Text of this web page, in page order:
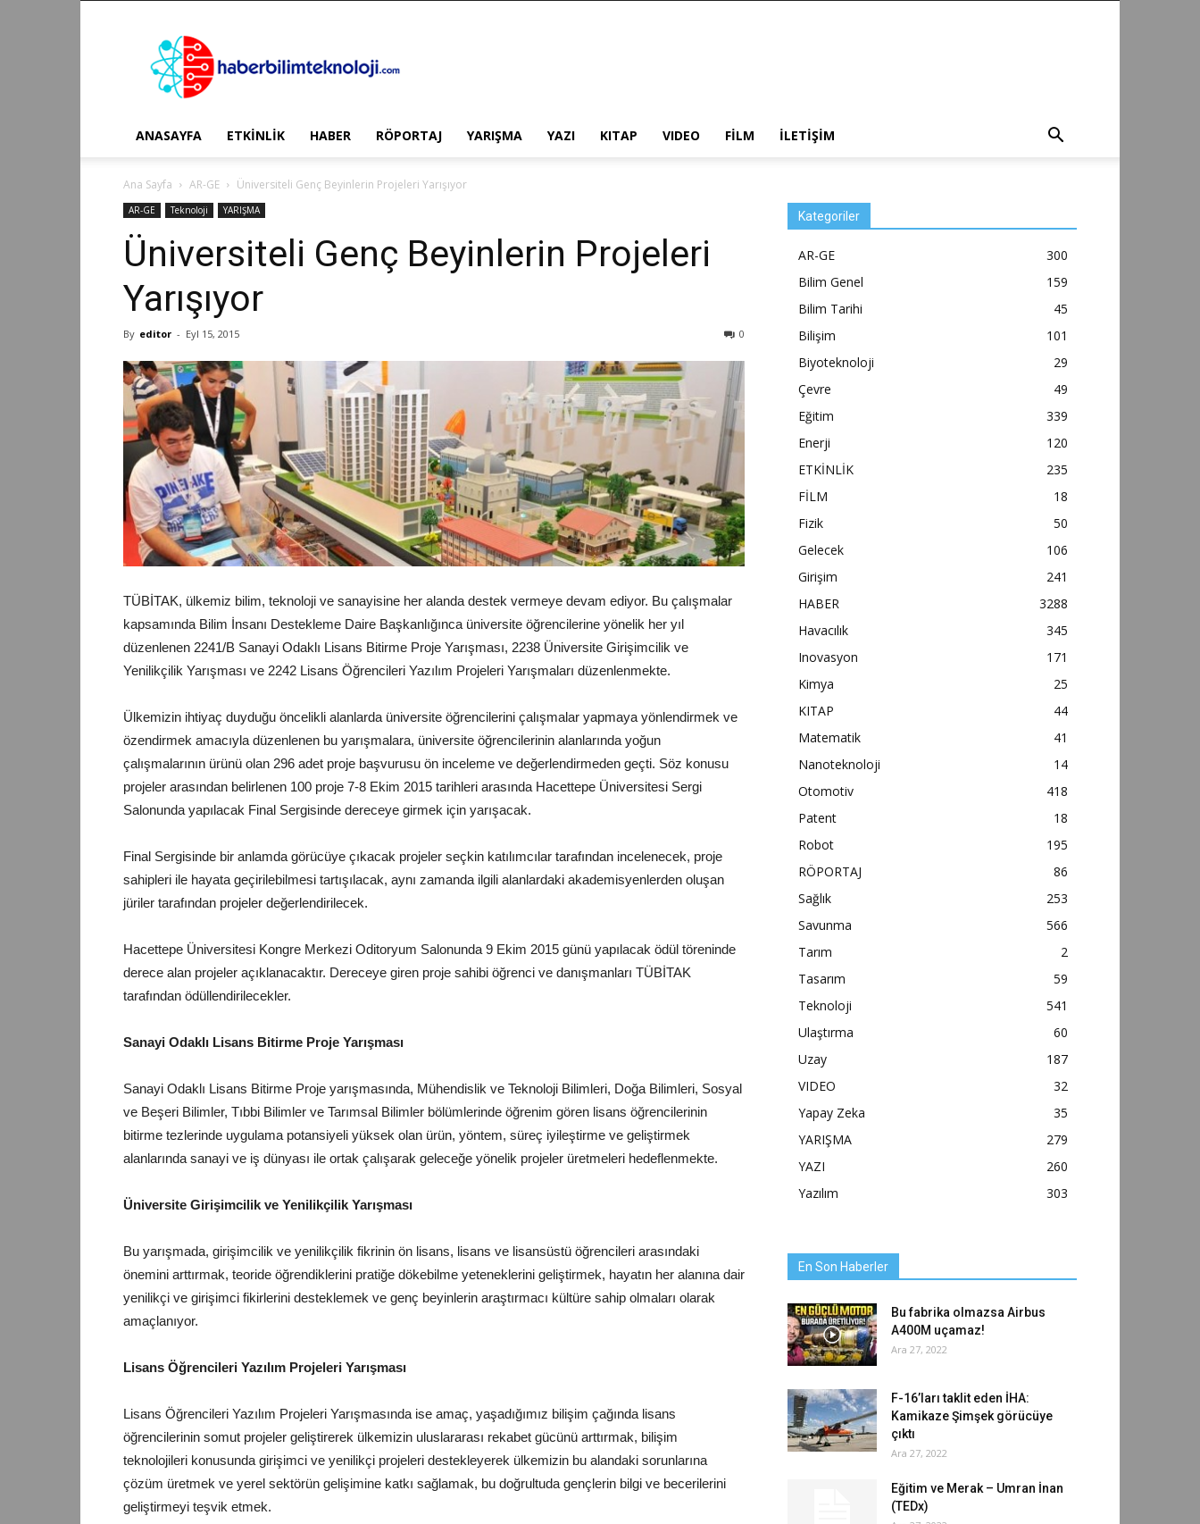
Haber
Bilim
Teknoloji
ANASAYFA ETKİNLİK HABER RÖPORTAJ YARIŞMA YAZI KITAP VIDEO FİLM İLETİŞİM
Ana Sayfa AR-GE Üniversiteli Genç Beyinlerin Projeleri Yarışıyor
AR-GE Teknoloji YARIŞMA
Üniversiteli Genç Beyinlerin Projeleri
Yarışıyor
By editor - Eyl 15, 2015 0
TÜBİTAK, ülkemiz bilim, teknoloji ve sanayisine her alanda destek vermeye devam ediyor. Bu çalışmalar
kapsamında Bilim İnsanı Destekleme Daire Başkanlığınca üniversite öğrencilerine yönelik her yıl
düzenlenen 2241/B Sanayi Odaklı Lisans Bitirme Proje Yarışması, 2238 Üniversite Girişimcilik ve
Yenilikçilik Yarışması ve 2242 Lisans Öğrencileri Yazılım Projeleri Yarışmaları düzenlenmekte.
Ülkemizin ihtiyaç duyduğu öncelikli alanlarda üniversite öğrencilerini çalışmalar yapmaya yönlendirmek ve
özendirmek amacıyla düzenlenen bu yarışmalara, üniversite öğrencilerinin alanlarında yoğun
çalışmalarının ürünü olan 296 adet proje başvurusu ön inceleme ve değerlendirmeden geçti. Söz konusu
projeler arasından belirlenen 100 proje 7-8 Ekim 2015 tarihleri arasında Hacettepe Üniversitesi Sergi
Salonunda yapılacak Final Sergisinde dereceye girmek için yarışacak.
Final Sergisinde bir anlamda görücüye çıkacak projeler seçkin katılımcılar tarafından incelenecek, proje
sahipleri ile hayata geçirilebilmesi tartışılacak, aynı zamanda ilgili alanlardaki akademisyenlerden oluşan
jüriler tarafından projeler değerlendirilecek.
Hacettepe Üniversitesi Kongre Merkezi Oditoryum Salonunda 9 Ekim 2015 günü yapılacak ödül töreninde
derece alan projeler açıklanacaktır. Dereceye giren proje sahibi öğrenci ve danışmanları TÜBİTAK
tarafından ödüllendirilecekler.
Sanayi Odaklı Lisans Bitirme Proje Yarışması
Sanayi Odaklı Lisans Bitirme Proje yarışmasında, Mühendislik ve Teknoloji Bilimleri, Doğa Bilimleri, Sosyal
ve Beşeri Bilimler, Tıbbi Bilimler ve Tarımsal Bilimler bölümlerinde öğrenim gören lisans öğrencilerinin
bitirme tezlerinde uygulama potansiyeli yüksek olan ürün, yöntem, süreç iyileştirme ve geliştirmek
alanlarında sanayi ve iş dünyası ile ortak çalışarak geleceğe yönelik projeler üretmeleri hedeflenmekte.
Üniversite Girişimcilik ve Yenilikçilik Yarışması
Bu yarışmada, girişimcilik ve yenilikçilik fikrinin ön lisans, lisans ve lisansüstü öğrencileri arasındaki
önemini arttırmak, teoride öğrendiklerini pratiğe dökebilme yeteneklerini geliştirmek, hayatın her alanına dair
yenilikçi ve girişimci fikirlerini desteklemek ve genç beyinlerin araştırmacı kültüre sahip olmaları olarak
amaçlanıyor.
Lisans Öğrencileri Yazılım Projeleri Yarışması
Lisans Öğrencileri Yazılım Projeleri Yarışmasında ise amaç, yaşadığımız bilişim çağında lisans
öğrencilerinin somut projeler geliştirerek ülkemizin uluslararası rekabet gücünü arttırmak, bilişim
teknolojileri konusunda girişimci ve yenilikçi projeleri destekleyerek ülkemizin bu alandaki sorunlarına
çözüm üretmek ve yerel sektörün gelişimine katkı sağlamak, bu doğrultuda gençlerin bilgi ve becerilerini
geliştirmeyi teşvik etmek.
Kategoriler
AR-GE
300
Bilim Genel
159
Bilim Tarihi
45
Bilişim
101
Biyoteknoloji
29
Çevre
49
Eğitim
339
Enerji
120
ETKİNLİK
235
FİLM
18
Fizik
50
Gelecek
106
Girişim
241
HABER
3288
Havacılık
345
Inovasyon
171
Kimya
25
KITAP
44
Matematik
41
Nanoteknoloji
14
Otomotiv
418
Patent
18
Robot
195
RÖPORTAJ
86
Sağlık
253
Savunma
566
Tarım
2
Tasarım
59
Teknoloji
541
Ulaştırma
60
Uzay
187
VIDEO
32
Yapay Zeka
35
YARIŞMA
279
YAZI
260
Yazılım
303
En Son Haberler
Bu fabrika olmazsa Airbus
A400M uçamaz!
Ara 27, 2022
F-16’ları taklit eden İHA:
Kamikaze Şimşek görücüye
çıktı
Ara 27, 2022
Eğitim ve Merak – Umran İnan
(TEDx)